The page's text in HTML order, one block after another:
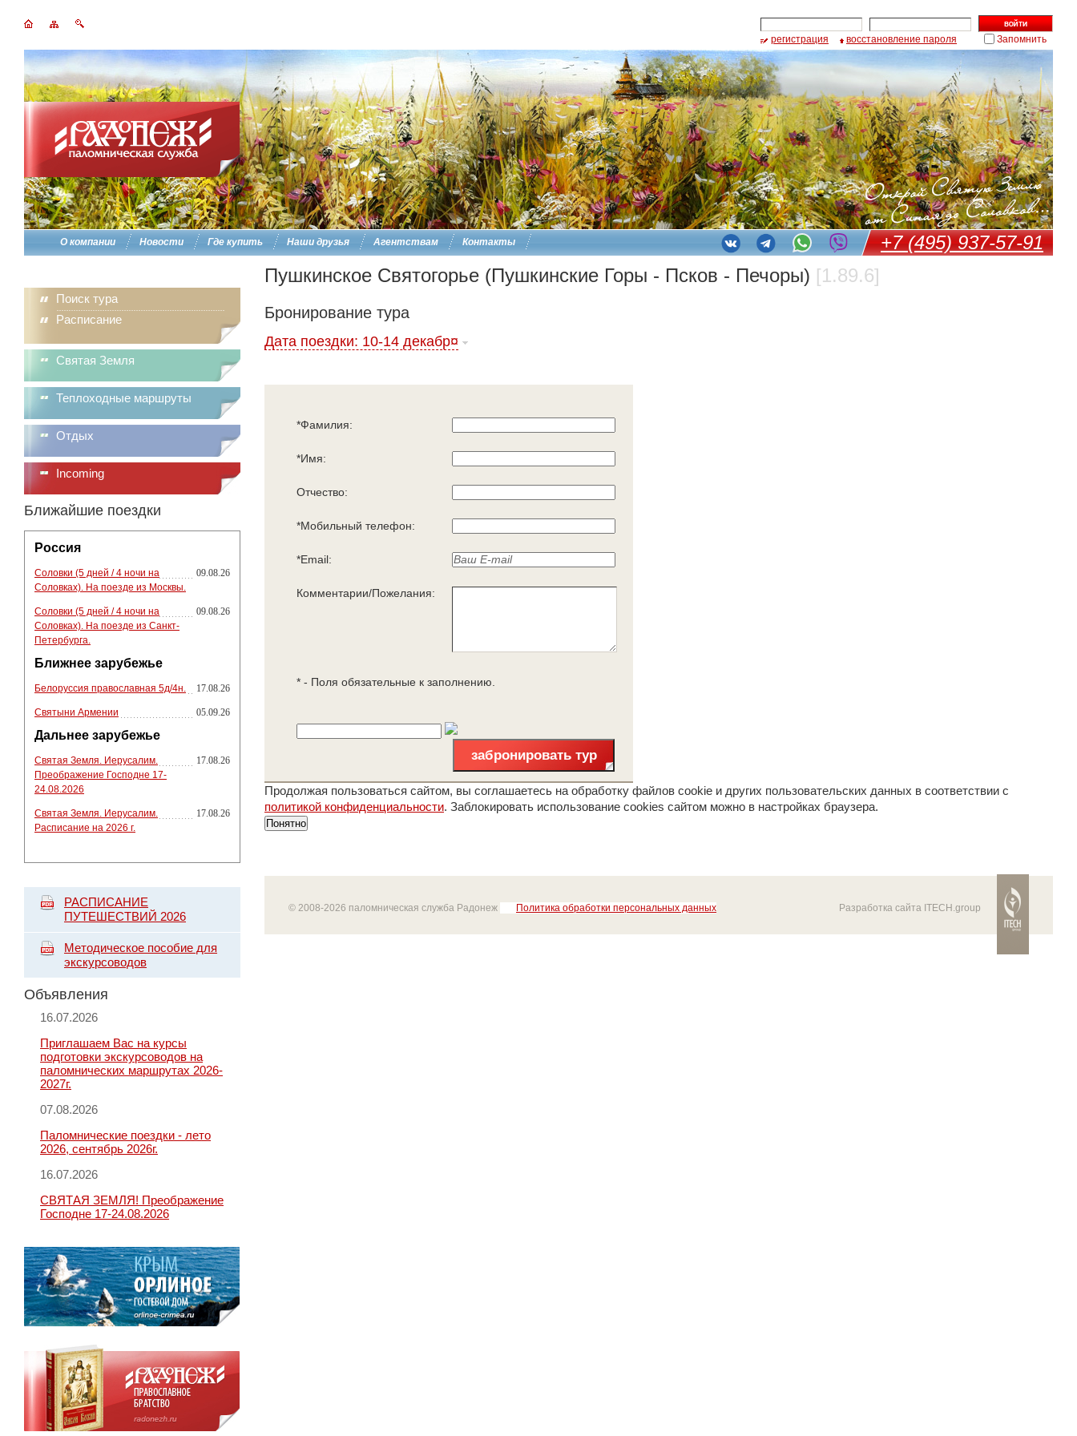
регистрация восстановление пароля Запомнить
О компании Новости Где купить Наши друзья Агентствам Контакты +7 (495) 937-57-91
Поиск тура
Расписание
Святая Земля
Теплоходные маршруты
Отдых
Incoming
Ближайшие поездки
Россия
Соловки (5 дней / 4 ночи на
Соловках). На поезде из Москвы.
09.08.26
Соловки (5 дней / 4 ночи на
Соловках). На поезде из Санкт-
Петербурга.
09.08.26
Ближнее зарубежье
Белоруссия православная 5д/4н. 17.08.26
Святыни Армении 05.09.26
Дальнее зарубежье
Святая Земля. Иерусалим.
Преображение Господне 17-
24.08.2026
17.08.26
Святая Земля. Иерусалим.
Расписание на 2026 г.
17.08.26
РАСПИСАНИЕ
ПУТЕШЕСТВИЙ 2026
Методическое пособие для
экскурсоводов
Объявления
16.07.2026
Приглашаем Вас на курсы
подготовки экскурсоводов на
паломнических маршрутах 2026-
2027г.
07.08.2026
Паломнические поездки - лето
2026, сентябрь 2026г.
16.07.2026
СВЯТАЯ ЗЕМЛЯ! Преображение
Господне 17-24.08.2026
Пушкинское Святогорье (Пушкинские Горы - Псков - Печоры) [1.89.6]
Бронирование тура
Дата поездки: 10-14 декабр¤
*Фамилия:
*Имя:
Отчество:
*Мобильный телефон:
*Email:
Комментарии/Пожелания:
* - Поля обязательные к заполнению.
забронировать тур
Продолжая пользоваться сайтом, вы соглашаетесь на обработку файлов cookie и других пользовательских данных в соответствии с
политикой конфиденциальности. Заблокировать использование cookies сайтом можно в настройках браузера.
Понятно
© 2008-2026 паломническая служба Радонеж Политика обработки персональных данных Разработка сайта ITECH.group